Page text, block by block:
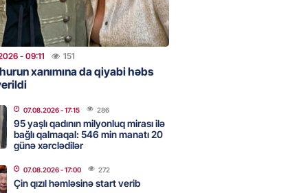
- 12:59 144
traktor minaya düşdü
- 12:09 122
ötən il avqustun 8-nə
idi”
- 09:11 151
xanımına da qiyabi həbs
07.08.2026- 17:15 286
95 yaşlı qadının milyonluq mirası ilə
bağlı qalmaqal: 546 min manatı 20
günə xərclədilər
07.08.2026- 17:00 272
Çin qızıl həmləsinə start verib